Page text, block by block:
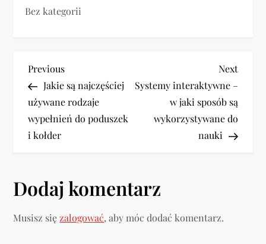
Bez kategorii
N
a
w
a
c
Previous
Post
Previous
Jakie są najczęściej
używane rodzaje
wypełnień do poduszek
i kołder
Next
Post
Next
Systemy interaktywne –
w jaki sposób są
wykorzystywane do
nauki
Dodaj komentarz
Musisz sięzalogować, aby móc dodać komentarz.